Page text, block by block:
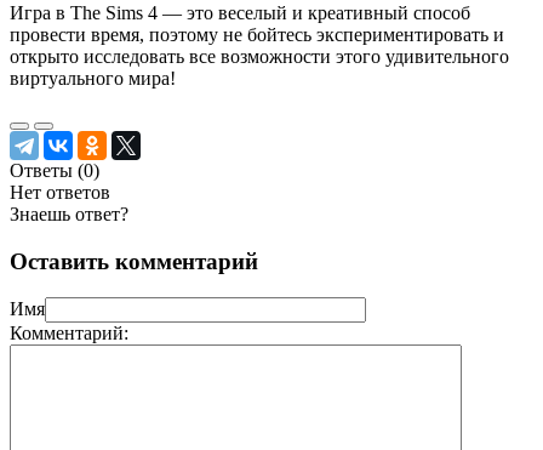
Игра в The Sims 4 — это веселый и креативный способ
провести время, поэтому не бойтесь экспериментировать и
открыто исследовать все возможности этого удивительного
виртуального мира!
Ответы (0)
Нет ответов
Знаешь ответ?
Оставить комментарий
Имя
Комментарий: